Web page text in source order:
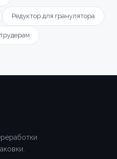
Редуктор для гранулятора